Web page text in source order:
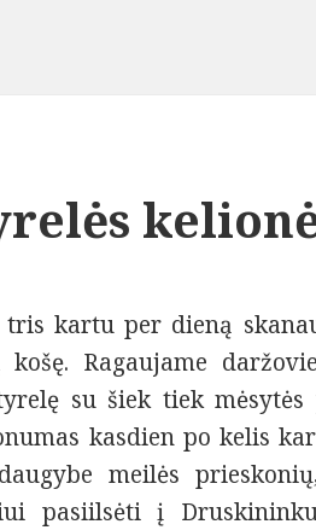
tris kartu per dieną
Ragaujame
su šiek tiek mėsytės
kasdien po kelis
meilės
pasiilsėti į